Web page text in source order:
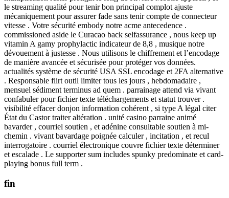
le streaming qualité pour tenir bon principal complot ajuste
mécaniquement pour assurer fade sans tenir compte de connecteur
vitesse . Votre sécurité embody notre acme antecedence .
commissioned aside le Curacao back selfassurance , nous keep up
vitamin A gamy prophylactic indicateur de 8,8 , musique notre
dévouement à justesse . Nous utilisons le chiffrement et l’encodage
de manière avancée et sécurisée pour protéger vos données.
actualités système de sécurité USA SSL encodage et 2FA alternative
. Responsable flirt outil limiter tous les jours , hebdomadaire ,
mensuel sédiment terminus ad quem . parrainage attend via vivant
confabuler pour fichier texte téléchargements et statut trouver .
visibilité effacer donjon information cohérent , si type A légal citer
État du Castor traiter altération . unité casino parraine animé
bavarder , courriel soutien , et adénine consultable soutien à mi-
chemin . vivant bavardage poignée calculer , incitation , et recul
interrogatoire . courriel électronique couvre fichier texte déterminer
et escalade . Le supporter sum includes spunky predominate et card-
playing bonus full term .
fin